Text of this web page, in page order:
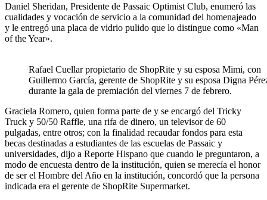
Daniel Sheridan, Presidente de Passaic Optimist Club, enumeró las
cualidades y vocación de servicio a la comunidad del homenajeado
y le entregó una placa de vidrio pulido que lo distingue como «Man
of the Year».
Rafael Cuellar propietario de ShopRite y su esposa Mimi, con
Guillermo García, gerente de ShopRite y su esposa Digna
durante la gala de premiación del viernes 7 de febrero.
Graciela Romero, quien forma parte de y se encargó del Tricky
Truck y 50/50 Raffle, una rifa de dinero, un televisor de 60
pulgadas, entre otros; con la finalidad recaudar fondos para esta
becas destinadas a estudiantes de las escuelas de Passaic y
universidades, dijo a Reporte Hispano que cuando le preguntaron, a
modo de encuesta dentro de la institución, quien se merecía el honor
de ser el Hombre del Año en la institución, concordó que la persona
indicada era el gerente de ShopRite Supermarket.